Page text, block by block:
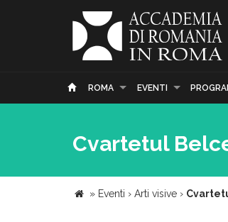
ROMA EVENTI
Cvartetul
» Eventi › Arti visive ›